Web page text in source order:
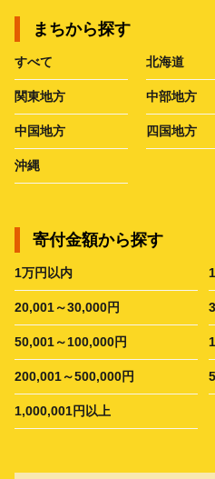
まちから探す
すべて 北海道
関東地方 中部地方
中国地方 四国地方
沖縄
寄付金額から探す
1万円以内
20,001～30,000円
50,001～100,000円
200,001～500,000円
1,000,001円以上